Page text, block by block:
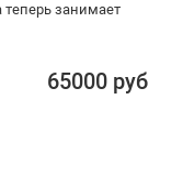
занимает
65000 руб